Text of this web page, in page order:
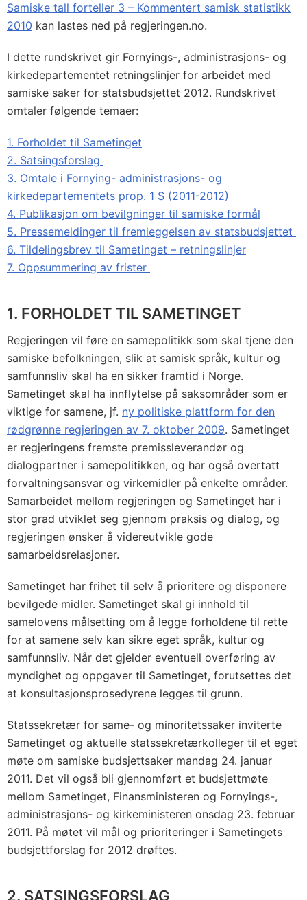
Samiske tall forteller 3 – Kommentert samisk statistikk
2010 kan lastes ned på regjeringen.no.
I dette rundskrivet gir Fornyings-, administrasjons- og
kirkedepartementet retningslinjer for arbeidet med
samiske saker for statsbudsjettet 2012. Rundskrivet
omtaler følgende temaer:
1. Forholdet til Sametinget
2. Satsingsforslag
3. Omtale i Fornying- administrasjons- og
kirkedepartementets prop. 1 S (2011-2012)
4. Publikasjon om bevilgninger til samiske formål
5. Pressemeldinger til fremleggelsen av statsbudsjettet
6. Tildelingsbrev til Sametinget – retningslinjer
7. Oppsummering av frister
1. FORHOLDET TIL SAMETINGET
Regjeringen vil føre en samepolitikk som skal tjene den
samiske befolkningen, slik at samisk språk, kultur og
samfunnsliv skal ha en sikker framtid i Norge.
Sametinget skal ha innflytelse på saksområder som er
viktige for samene, jf. ny politiske plattform for den
rødgrønne regjeringen av 7. oktober 2009. Sametinget
er regjeringens fremste premissleverandør og
dialogpartner i samepolitikken, og har også overtatt
forvaltningsansvar og virkemidler på enkelte områder.
Samarbeidet mellom regjeringen og Sametinget har i
stor grad utviklet seg gjennom praksis og dialog, og
regjeringen ønsker å videreutvikle gode
samarbeidsrelasjoner.
Sametinget har frihet til selv å prioritere og disponere
bevilgede midler. Sametinget skal gi innhold til
samelovens målsetting om å legge forholdene til rette
for at samene selv kan sikre eget språk, kultur og
samfunnsliv. Når det gjelder eventuell overføring av
myndighet og oppgaver til Sametinget, forutsettes det
at konsultasjonsprosedyrene legges til grunn.
Statssekretær for same- og minoritetssaker inviterte
Sametinget og aktuelle statssekretærkolleger til et eget
møte om samiske budsjettsaker mandag 24. januar
2011. Det vil også bli gjennomført et budsjettmøte
mellom Sametinget, Finansministeren og Fornyings-,
administrasjons- og kirkeministeren onsdag 23. februar
2011. På møtet vil mål og prioriteringer i Sametingets
budsjettforslag for 2012 drøftes.
2. SATSINGSFORSLAG